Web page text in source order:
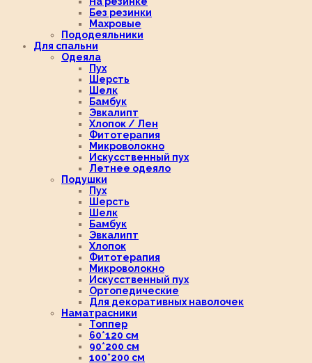
Без резинки
Махровые
Пододеяльники
Для спальни
Одеяла
Пух
Шерсть
Шелк
Бамбук
Эвкалипт
Хлопок / Лен
Фитотерапия
Микроволокно
Искусственный пух
Летнее одеяло
Подушки
Пух
Шерсть
Шелк
Бамбук
Эвкалипт
Хлопок
Фитотерапия
Микроволокно
Искусственный пух
Ортопедические
Для декоративных наволочек
Наматрасники
Топпер
60*120 см
90*200 см
100*200 см